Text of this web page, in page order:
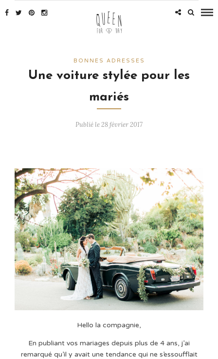
BONNES ADRESSES
Une voiture stylée pour les
mariés
Publié le 28 février 2017
Hello la compagnie,
En publiant vos mariages depuis plus de 4 ans, j’ai
remarqué qu’il y avait une tendance qui ne s’essoufflait